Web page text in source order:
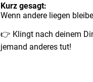
Kurz gesagt:
Wenn andere liegen
👉 Klingt nach deinem
jemand anderes tut!